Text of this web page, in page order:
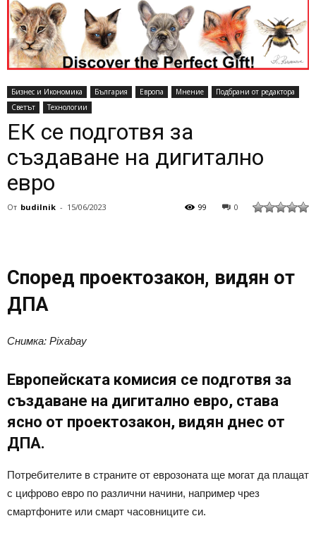
Бизнес и Икономика България Европа Мнение
Подбрани от редактора
Светът
Технологии
ЕК се подготвя за
създаване на дигитално
евро
От budilnik - 15/06/2023 0
99
Според проектозакон, видян от
ДПА
Снимка: Pixabay
Европейската комисия се подготвя за
създаване на дигитално евро, става
ясно от проектозакон, видян днес от
ДПА.
Потребителите в страните от еврозоната ще могат да плащат
с цифрово евро по различни начини, например чрез
смартфоните или смарт часовниците си.